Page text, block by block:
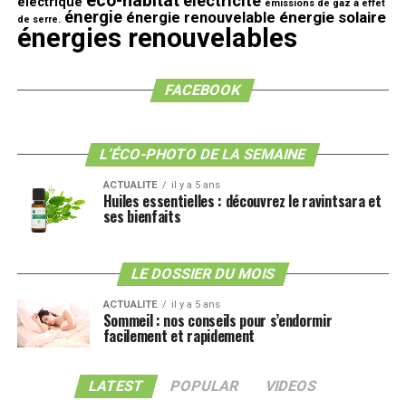
émissions de gaz à effet
de serre. énergie énergie renouvelable énergie solaire
énergies renouvelables
FACEBOOK
L’ÉCO-PHOTO DE LA SEMAINE
ACTUALITE il y a 5 ans
Huiles essentielles : découvrez le ravintsara et
ses bienfaits
LE DOSSIER DU MOIS
ACTUALITE il y a 5 ans
Sommeil : nos conseils pour s’endormir
facilement et rapidement
LATEST POPULAR VIDEOS